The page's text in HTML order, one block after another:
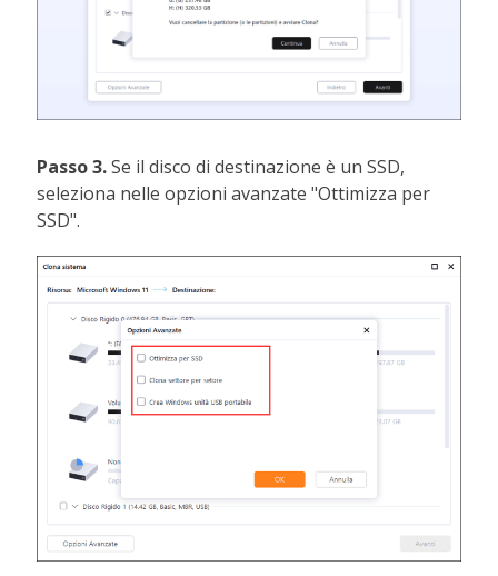
Passo 3.Se il disco di destinazione è un SSD,
seleziona nelle opzioni avanzate "Ottimizza per
SSD".